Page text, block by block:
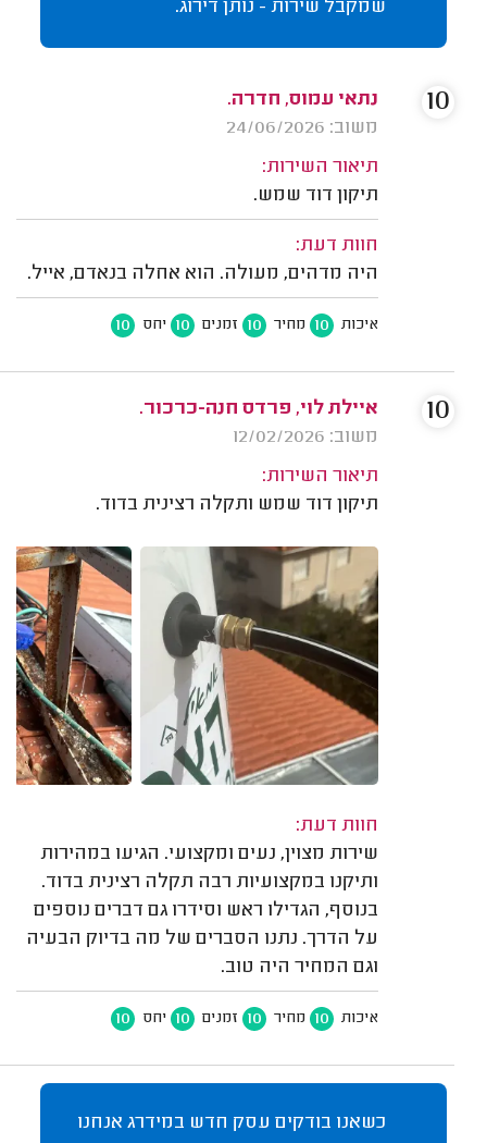
שמקבל שירות - נותן דירוג.
נתאי עמוס, חדרה.
משוב: 24/06/2026
תיאור השירות:
תיקון דוד שמש.
חוות דעת:
היה מדהים, מעולה. הוא אחלה בנאדם, אייל.
איכות 10 מחיר 10 זמנים 10 יחס 10
10
איילת לוי, פרדס חנה-כרכור.
משוב: 12/02/2026
תיאור השירות:
תיקון דוד שמש ותקלה רצינית בדוד.
חוות דעת:
שירות מצוין, נעים ומקצועי. הגיעו במהירות
ותיקנו במקצועיות רבה תקלה רצינית בדוד.
בנוסף, הגדילו ראש וסידרו גם דברים נוספים
על הדרך. נתנו הסברים של מה בדיוק הבעיה
וגם המחיר היה טוב.
איכות 10 מחיר 10 זמנים 10 יחס 10
10
כשאנו בודקים עסק חדש במידרג אנחנו